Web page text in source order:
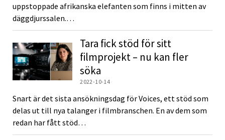
uppstoppade afrikanska elefanten som finns i mitten av
däggdjurssalen.…
Tara fick stöd för sitt
filmprojekt – nu kan fler
söka
2022-10-14
Snart är det sista ansökningsdag för Voices, ett stöd som
delas ut till nya talanger i filmbranschen. En av dem som
redan har fått stöd…